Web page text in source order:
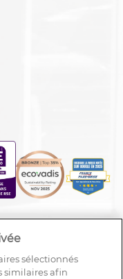
sélectionnés
similaires afin